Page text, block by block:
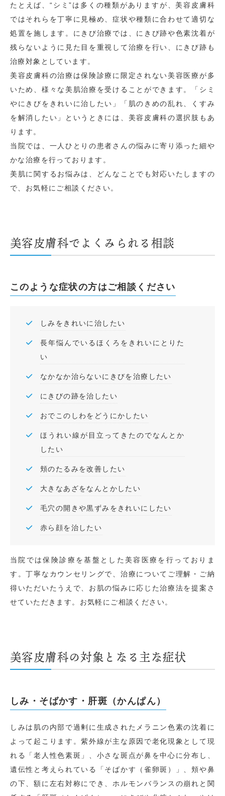
たとえば、“シミ”は多くの種類がありますが、美容皮膚科
ではそれらを丁寧に見極め、症状や種類に合わせて適切な
処置を施します。にきび治療では、にきび跡や色素沈着が
残らないように見た目を重視して治療を行い、にきび跡も
治療対象としています。
美容皮膚科の治療は保険診療に限定されない美容医療が多
いため、様々な美肌治療を受けることができます。「シミ
やにきびをきれいに治したい」「肌のきめの乱れ、くすみ
を解消したい」というときには、美容皮膚科の選択肢もあ
ります。
当院では、一人ひとりの患者さんの悩みに寄り添った細や
かな治療を行っております。
美肌に関するお悩みは、どんなことでも対応いたしますの
で、お気軽にご相談ください。
美容皮膚科でよくみられる相談
このような症状の方はご相談ください
しみをきれいに治したい
長年悩んでいるほくろをきれいにとりた
い
なかなか治らないにきびを治療したい
にきびの跡を治したい
おでこのしわをどうにかしたい
ほうれい線が目立ってきたのでなんとか
したい
頬のたるみを改善したい
大きなあざをなんとかしたい
毛穴の開きや黒ずみをきれいにしたい
赤ら顔を治したい
当院では保険診療を基盤とした美容医療を行っておりま
す。丁寧なカウンセリングで、治療についてご理解・ご納
得いただいたうえで、お肌の悩みに応じた治療法を提案さ
せていただきます。お気軽にご相談ください。
美容皮膚科の対象となる主な症状
しみ・そばかす・肝斑（かんぱん）
しみは肌の内部で過剰に生成されたメラニン色素の沈着に
よって起こります。紫外線が主な原因で老化現象として現
れる「老人性色素斑」、小さな斑点が鼻を中心に分布し、
遺伝性と考えられている「そばかす（雀卵斑）」、頬や鼻
の下、額に左右対称にでき、ホルモンバランスの崩れと関